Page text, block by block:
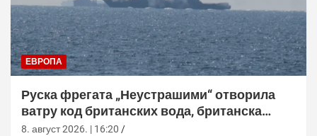
ЕВРОПА
Руска фрегата „Неустрашими“ отворила
ватру код британских вода, британска
морнарица појачала праћење
8. август 2026. | 16:20